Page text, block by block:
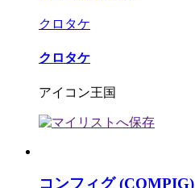
クロタケ
クロタケ
アイコン王国
コンフィグ (COMPIG)